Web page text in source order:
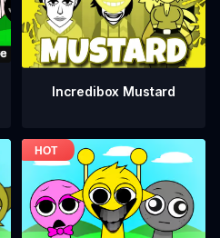
Incredibox Mustard